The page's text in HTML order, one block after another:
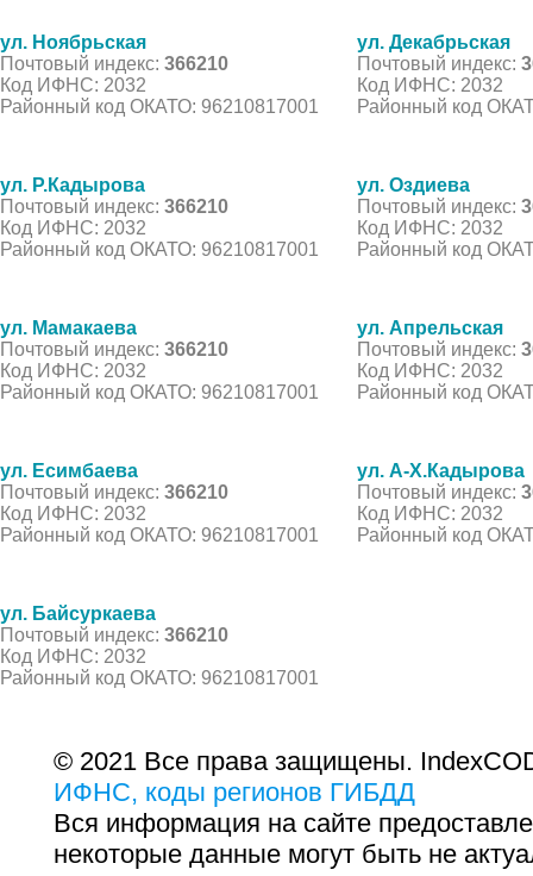
ул. Ноябрьская
Почтовый индекс: 366210
Код ИФНС: 2032
Районный код ОКАТО: 96210817001
ул. Декабрьская
Почтовый индекс:
Код ИФНС: 2032
Районный код
ул. Р.Кадырова
Почтовый индекс: 366210
Код ИФНС: 2032
Районный код ОКАТО: 96210817001
ул. Оздиева
Почтовый индекс:
Код ИФНС: 2032
Районный код
ул. Мамакаева
Почтовый индекс: 366210
Код ИФНС: 2032
Районный код ОКАТО: 96210817001
ул. Апрельская
Почтовый индекс:
Код ИФНС: 2032
Районный код
ул. Есимбаева
Почтовый индекс: 366210
Код ИФНС: 2032
Районный код ОКАТО: 96210817001
ул. А-Х.Кадырова
Почтовый индекс:
Код ИФНС: 2032
Районный код
ул. Байсуркаева
Почтовый индекс: 366210
Код ИФНС: 2032
Районный код ОКАТО: 96210817001
© 2021 Все права защищены.
ИФНС, коды регионов ГИБДД
Вся информация на сайте
некоторые данные могут быть не